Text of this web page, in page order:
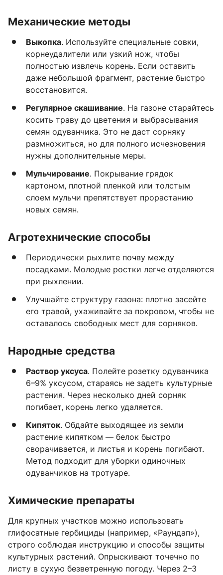
Механические методы
Выкопка. Используйте специальные совки,
корнеудалители или узкий нож, чтобы
полностью извлечь корень. Если оставить
даже небольшой фрагмент, растение быстро
восстановится.
Регулярное скашивание. На газоне старайтесь
косить траву до цветения и выбрасывания
семян одуванчика. Это не даст сорняку
размножиться, но для полного исчезновения
нужны дополнительные меры.
Мульчирование. Покрывание грядок
картоном, плотной пленкой или толстым
слоем мульчи препятствует прорастанию
новых семян.
Агротехнические способы
Периодически рыхлите почву между
посадками. Молодые ростки легче отделяются
при рыхлении.
Улучшайте структуру газона: плотно засейте
его травой, ухаживайте за покровом, чтобы не
оставалось свободных мест для сорняков.
Народные средства
Раствор уксуса. Полейте розетку одуванчика
6–9% уксусом, стараясь не задеть культурные
растения. Через несколько дней сорняк
погибает, корень легко удаляется.
Кипяток. Обдайте выходящее из земли
растение кипятком — белок быстро
сворачивается, и листья и корень погибают.
Метод подходит для уборки одиночных
одуванчиков на тротуаре.
Химические препараты
Для крупных участков можно использовать
глифосатные гербициды (например, «Раундап»),
строго соблюдая инструкцию и способы защиты
культурных растений. Опрыскивают точечно по
листу в сухую безветренную погоду. Через 2–3